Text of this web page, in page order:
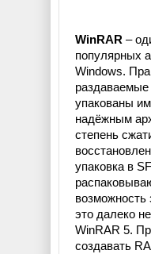
WinRAR –
популярных
Windows.
упакованы
надёжным
степень
упаковка в
возможность
это далеко
WinRAR 5.
создавать